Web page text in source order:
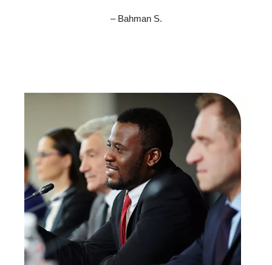
– Bahman S.